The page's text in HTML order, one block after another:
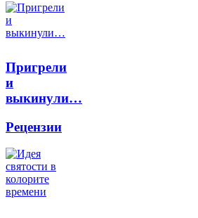
Пригрели
и
выкинули…
Рецензии